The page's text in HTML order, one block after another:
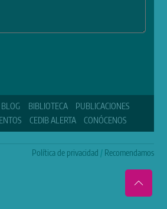
BLOG BIBLIOTECA
PUBLICACIONES
CEDIB ALERTA CONÓCENOS
Política de privacidad / Recomendamos